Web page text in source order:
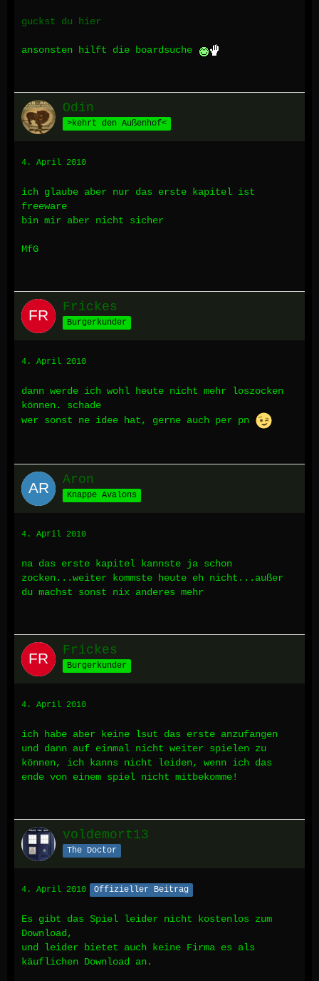
guckst du hier
ansonsten hilft die boardsuche
Odin
>kehrt den Außenhof<
4. April 2010
ich glaube aber nur das erste kapitel ist
freeware
bin mir aber nicht sicher
MfG
Frickes
Burgerkunder
4. April 2010
dann werde ich wohl heute nicht mehr loszocken
können. schade
wer sonst ne idee hat, gerne auch per pn
Aron
Knappe Avalons
4. April 2010
na das erste kapitel kannste ja schon
zocken...weiter kommste heute eh nicht...außer
du machst sonst nix anderes mehr
Frickes
Burgerkunder
4. April 2010
ich habe aber keine lsut das erste anzufangen
und dann auf einmal nicht weiter spielen zu
können, ich kanns nicht leiden, wenn ich das
ende von einem spiel nicht mitbekomme!
voldemort13
The Doctor
4. April 2010 Offizieller Beitrag
Es gibt das Spiel leider nicht kostenlos zum
Download,
und leider bietet auch keine Firma es als
käuflichen Download an.